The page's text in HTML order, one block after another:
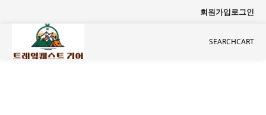
회원가입로그인
SEARCHCART